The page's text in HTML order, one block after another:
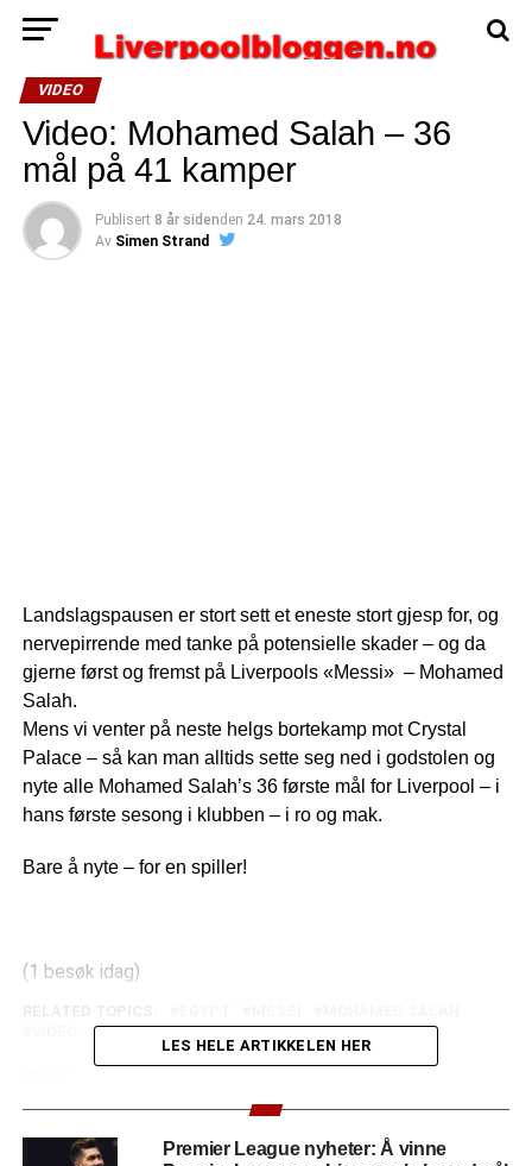
VIDEO
Video: Mohamed Salah – 36
mål på 41 kamper
Publisert 8 år sidenden 24. mars 2018
Av Simen Strand
Landslagspausen er stort sett et eneste stort gjesp for, og
nervepirrende med tanke på potensielle skader – og da
gjerne først og fremst på Liverpools «Messi» – Mohamed
Salah.
Mens vi venter på neste helgs bortekamp mot Crystal
Palace – så kan man alltids sette seg ned i godstolen og
nyte alle Mohamed Salah’s 36 første mål for Liverpool – i
hans første sesong i klubben – i ro og mak.
Bare å nyte – for en spiller!
(1 besøk idag)
Liverpool Legends 5-5 Bayern Munchen Legends
FORRIGE
LES HELE ARTIKKELEN HER
Premier League nyheter: Å vinne